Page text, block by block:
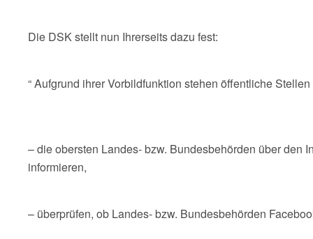
Die DSK stellt nun Ihrerseits dazu fest:
“ Aufgrund ihrer Vorbildfunktion stehen öffentliche
– die obersten Landes- bzw. Bundesbehörden über den
informieren,
– überprüfen, ob Landes- bzw. Bundesbehörden